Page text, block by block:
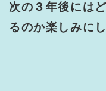
次の３年後には
るのか楽しみに